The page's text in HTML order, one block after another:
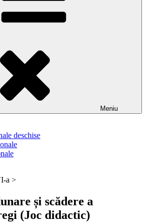
Meniu
deschise
a >
și scădere a
(Joc didactic)